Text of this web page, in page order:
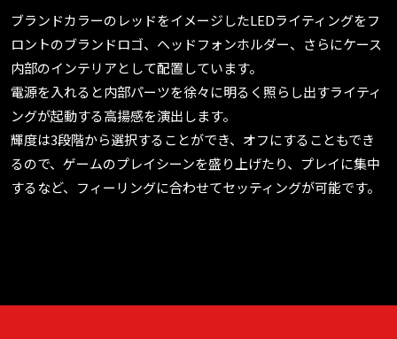
ブランドカラーのレッドをイメージしたLEDライティングをフ
ロントのブランドロゴ、ヘッドフォンホルダー、さらにケース
内部のインテリアとして配置しています。
電源を入れると内部パーツを徐々に明るく照らし出すライティ
ングが起動する高揚感を演出します。
輝度は3段階から選択することができ、オフにすることもでき
るので、ゲームのプレイシーンを盛り上げたり、プレイに集中
するなど、フィーリングに合わせてセッティングが可能です。